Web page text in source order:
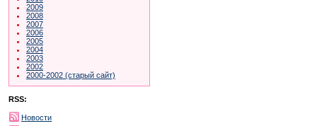
2009
2008
2007
2006
2005
2004
2003
2002
2000-2002 (старый сайт)
RSS:
Новости